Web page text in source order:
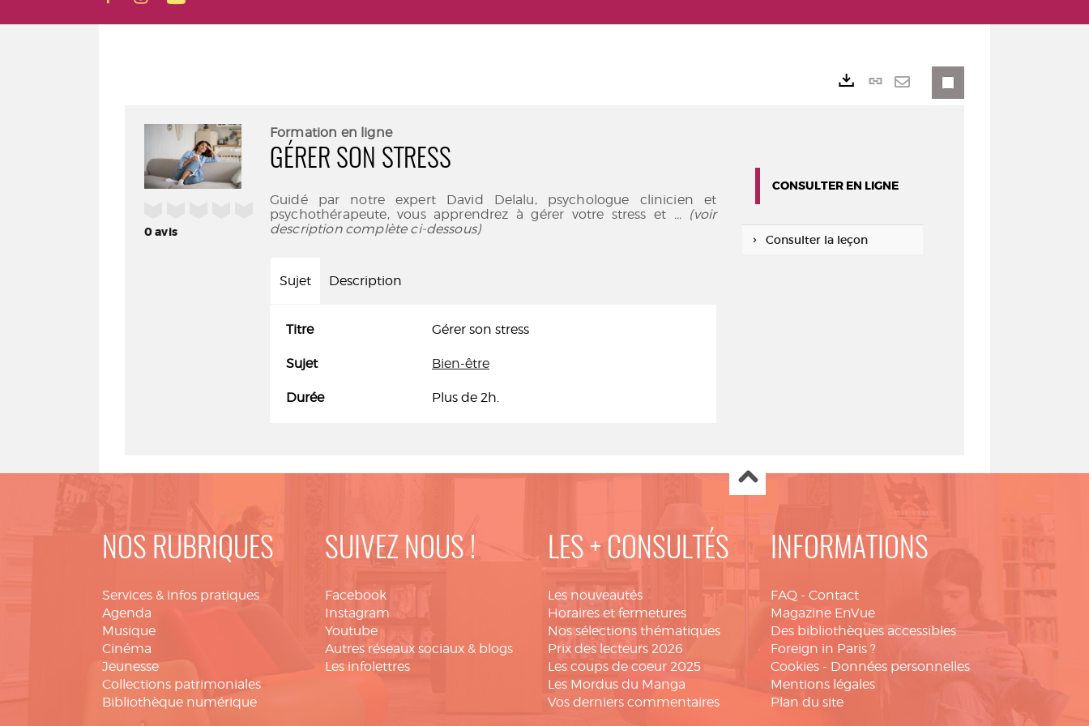
0avis
Formation en ligne
GÉRER SON STRESS
Guidé par notre expert David Delalu, psychologue clinicien et
psychothérapeute, vous apprendrez à gérer votre stress et ... (voir
description complète ci-dessous)
Sujet Description
Titre Gérer son stress
Sujet Bien-être
Durée Plus de 2h.
Lien
CONSULTER EN LIGNE
Consulter la leçon
NOS RUBRIQUES
Services & infos pratiques
Agenda
Musique
Cinéma
Jeunesse
Collections patrimoniales
Bibliothèque numérique
SUIVEZ NOUS !
Facebook
Instagram
Youtube
Autres réseaux sociaux & blogs
Les infolettres
LES + CONSULTÉS
Les nouveautés
Horaires et fermetures
Nos sélections thématiques
Prix des lecteurs 2026
Les coups de coeur 2025
Les Mordus du Manga
Vos derniers commentaires
INFORMATIONS
FAQ - Contact
Magazine EnVue
Des bibliothèques accessibles
Foreign in Paris ?
Cookies - Données personnelles
Mentions légales
Plan du site